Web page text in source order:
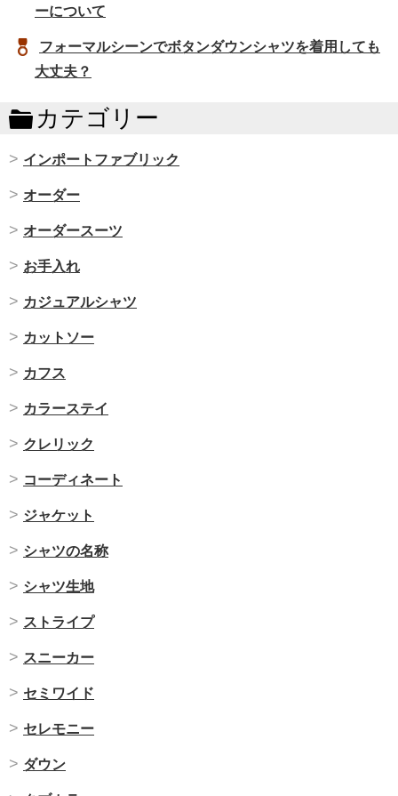
ーについて
フォーマルシーンでボタンダウンシャツを着用しても
大丈夫？
カテゴリー
インポートファブリック
オーダー
オーダースーツ
お手入れ
カジュアルシャツ
カットソー
カフス
カラーステイ
クレリック
コーディネート
ジャケット
シャツの名称
シャツ生地
ストライプ
スニーカー
セミワイド
セレモニー
ダウン